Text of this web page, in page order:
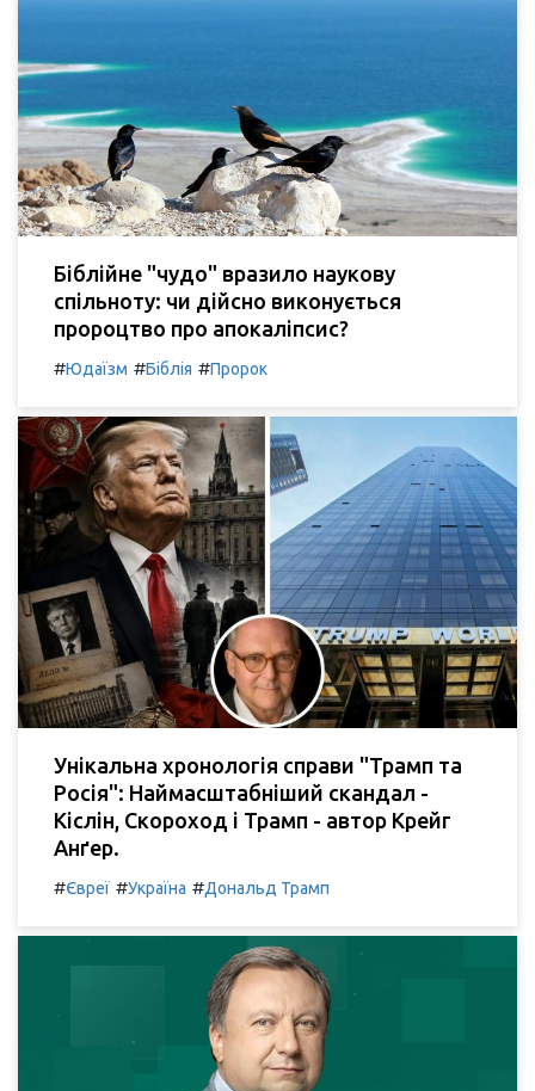
Біблійне "чудо" вразило наукову
спільноту: чи дійсно виконується
пророцтво про апокаліпсис?
#Юдаїзм #Біблія #Пророк
Унікальна хронологія справи "Трамп та
Росія": Наймасштабніший скандал -
Кіслін, Скороход і Трамп - автор Крейг
Анґер.
#Євреї #Україна #Дональд Трамп